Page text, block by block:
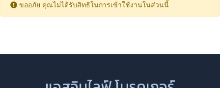
ขออภัย คุณไม่ได้รับสิทธิในการเข้าใช้งานในส่วนนี้